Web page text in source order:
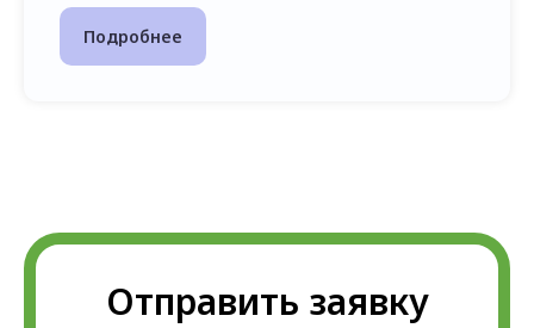
Подробнее
Отправить заявку